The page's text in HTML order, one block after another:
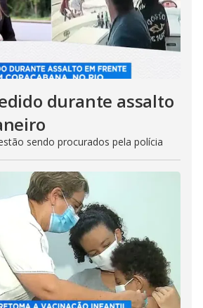
durante assalto
sendo procurados pela polícia